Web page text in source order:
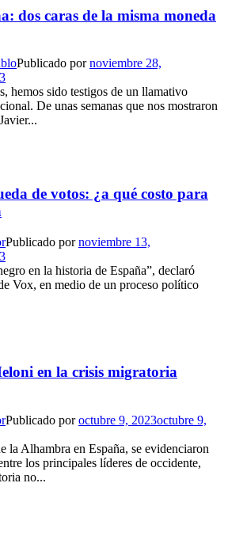
dos caras de la misma moneda
Publicado pornoviembre 28,
hemos sido testigos de un llamativo
De unas semanas que nos mostraron
de votos: ¿a qué costo para
Publicado pornoviembre 13,
en la historia de España”, declaró
Vox, en medio de un proceso político
en la crisis migratoria
Publicado poroctubre 9, 2023octubre 9,
la Alhambra en España, se evidenciaron
los principales líderes de occidente,
no...